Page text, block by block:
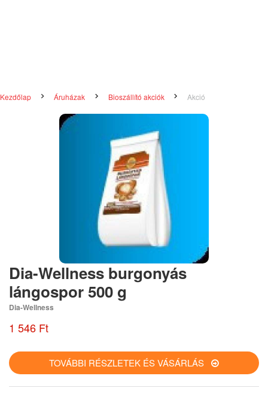
Kezdőlap Áruházak Bioszállító akciók Akció
Dia-Wellness burgonyás
lángospor 500 g
Dia-Wellness
1 546 Ft
TOVÁBBI RÉSZLETEK ÉS VÁSÁRLÁS